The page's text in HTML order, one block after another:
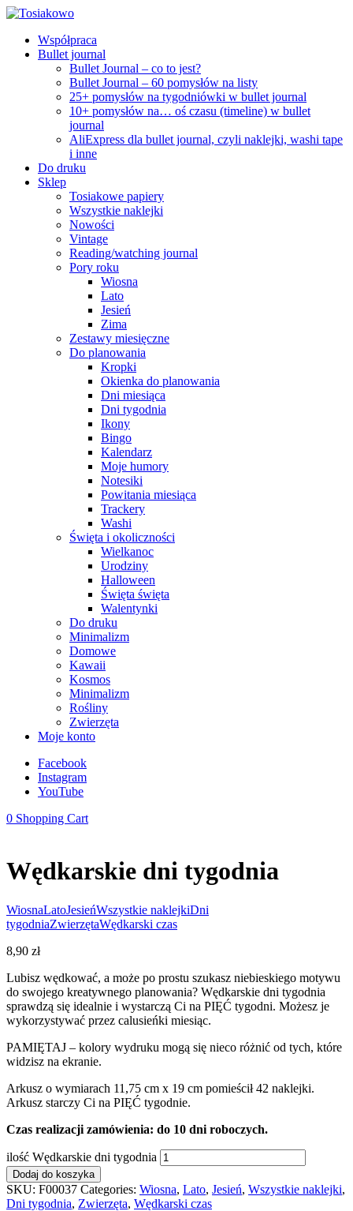
Współpraca
Bullet journal
Bullet Journal – co to jest?
Bullet Journal – 60 pomysłów na listy
25+ pomysłów na tygodniówki w bullet journal
10+ pomysłów na… oś czasu (timeline) w bullet
journal
AliExpress dla bullet journal, czyli naklejki, washi tape
i inne
Do druku
Sklep
Tosiakowe papiery
Wszystkie naklejki
Nowości
Vintage
Reading/watching journal
Pory roku
Wiosna
Lato
Jesień
Zima
Zestawy miesięczne
Do planowania
Kropki
Okienka do planowania
Dni miesiąca
Dni tygodnia
Ikony
Bingo
Kalendarz
Moje humory
Notesiki
Powitania miesiąca
Trackery
Washi
Święta i okoliczności
Wielkanoc
Urodziny
Halloween
Święta święta
Walentynki
Do druku
Minimalizm
Domowe
Kawaii
Kosmos
Minimalizm
Rośliny
Zwierzęta
Moje konto
Facebook
Instagram
YouTube
0 Shopping Cart
Wędkarskie dni tygodnia
WiosnaLatoJesieńWszystkie naklejkiDni
tygodniaZwierzętaWędkarski czas
8,90 zł
Lubisz wędkować, a może po prostu szukasz niebieskiego motywu
do swojego kreatywnego planowania? Wędkarskie dni tygodnia
sprawdzą się idealnie i wystarczą Ci na PIĘĆ tygodni. Możesz je
wykorzystywać przez calusieńki miesiąc.
PAMIĘTAJ – kolory wydruku mogą się nieco różnić od tych, które
widzisz na ekranie.
Arkusz o wymiarach 11,75 cm x 19 cm pomieścił 42 naklejki.
Arkusz starczy Ci na PIĘĆ tygodnie.
Czas realizacji zamówienia: do 10 dni roboczych.
ilość Wędkarskie dni tygodnia
Dodaj do koszyka
SKU: F00037 Categories: Wiosna, Lato, Jesień, Wszystkie naklejki,
Dni tygodnia, Zwierzęta, Wędkarski czas